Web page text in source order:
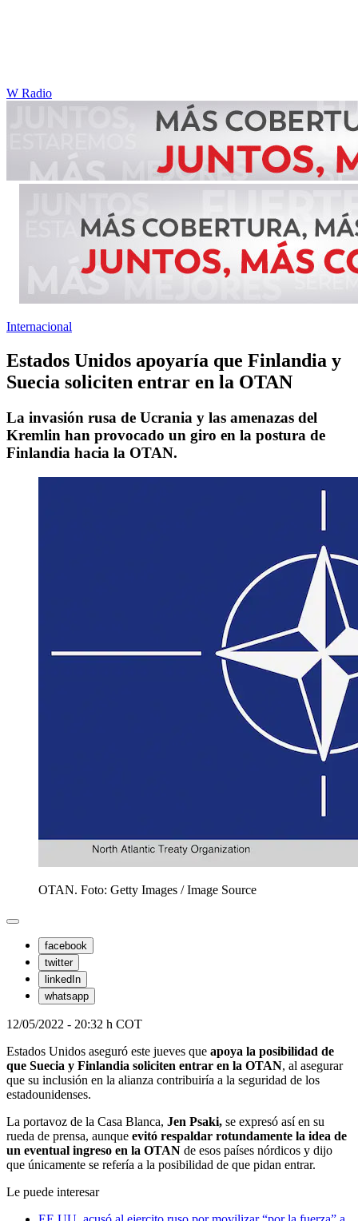
W Radio
Internacional
Estados Unidos apoyaría que Finlandia y
Suecia soliciten entrar en la OTAN
La invasión rusa de Ucrania y las amenazas del
Kremlin han provocado un giro en la postura de
Finlandia hacia la OTAN.
OTAN. Foto: Getty Images /Image Source
facebook
twitter
linkedIn
whatsapp
12/05/2022 - 20:32 h COT
Estados Unidos aseguró este jueves que apoya la posibilidad de
que Suecia y Finlandia soliciten entrar en la OTAN, al asegurar
que su inclusión en la alianza contribuiría a la seguridad de los
estadounidenses.
La portavoz de la Casa Blanca, Jen Psaki, se expresó así en su
rueda de prensa, aunque evitó respaldar rotundamente la idea de
un eventual ingreso en la OTAN de esos países nórdicos y dijo
que únicamente se refería a la posibilidad de que pidan entrar.
Le puede interesar